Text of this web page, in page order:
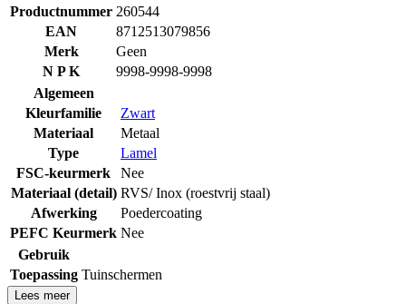
Productnummer 260544
EAN
8712513079856
Merk
Geen
N P K
9998-9998-9998
Algemeen
Kleurfamilie
Zwart
Materiaal
Metaal
Type
Lamel
FSC-keurmerk
Nee
Materiaal (detail) RVS/ Inox (roestvrij staal)
Afwerking
Poedercoating
PEFC Keurmerk Nee
Gebruik
Toepassing Tuinschermen
Lees meer